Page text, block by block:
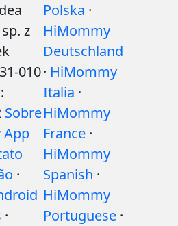
z
010
Sobre
App
·
·
Polska ·
HiMommy
Deutschland
· HiMommy
Italia ·
HiMommy
France ·
HiMommy
Spanish ·
HiMommy
Portuguese ·